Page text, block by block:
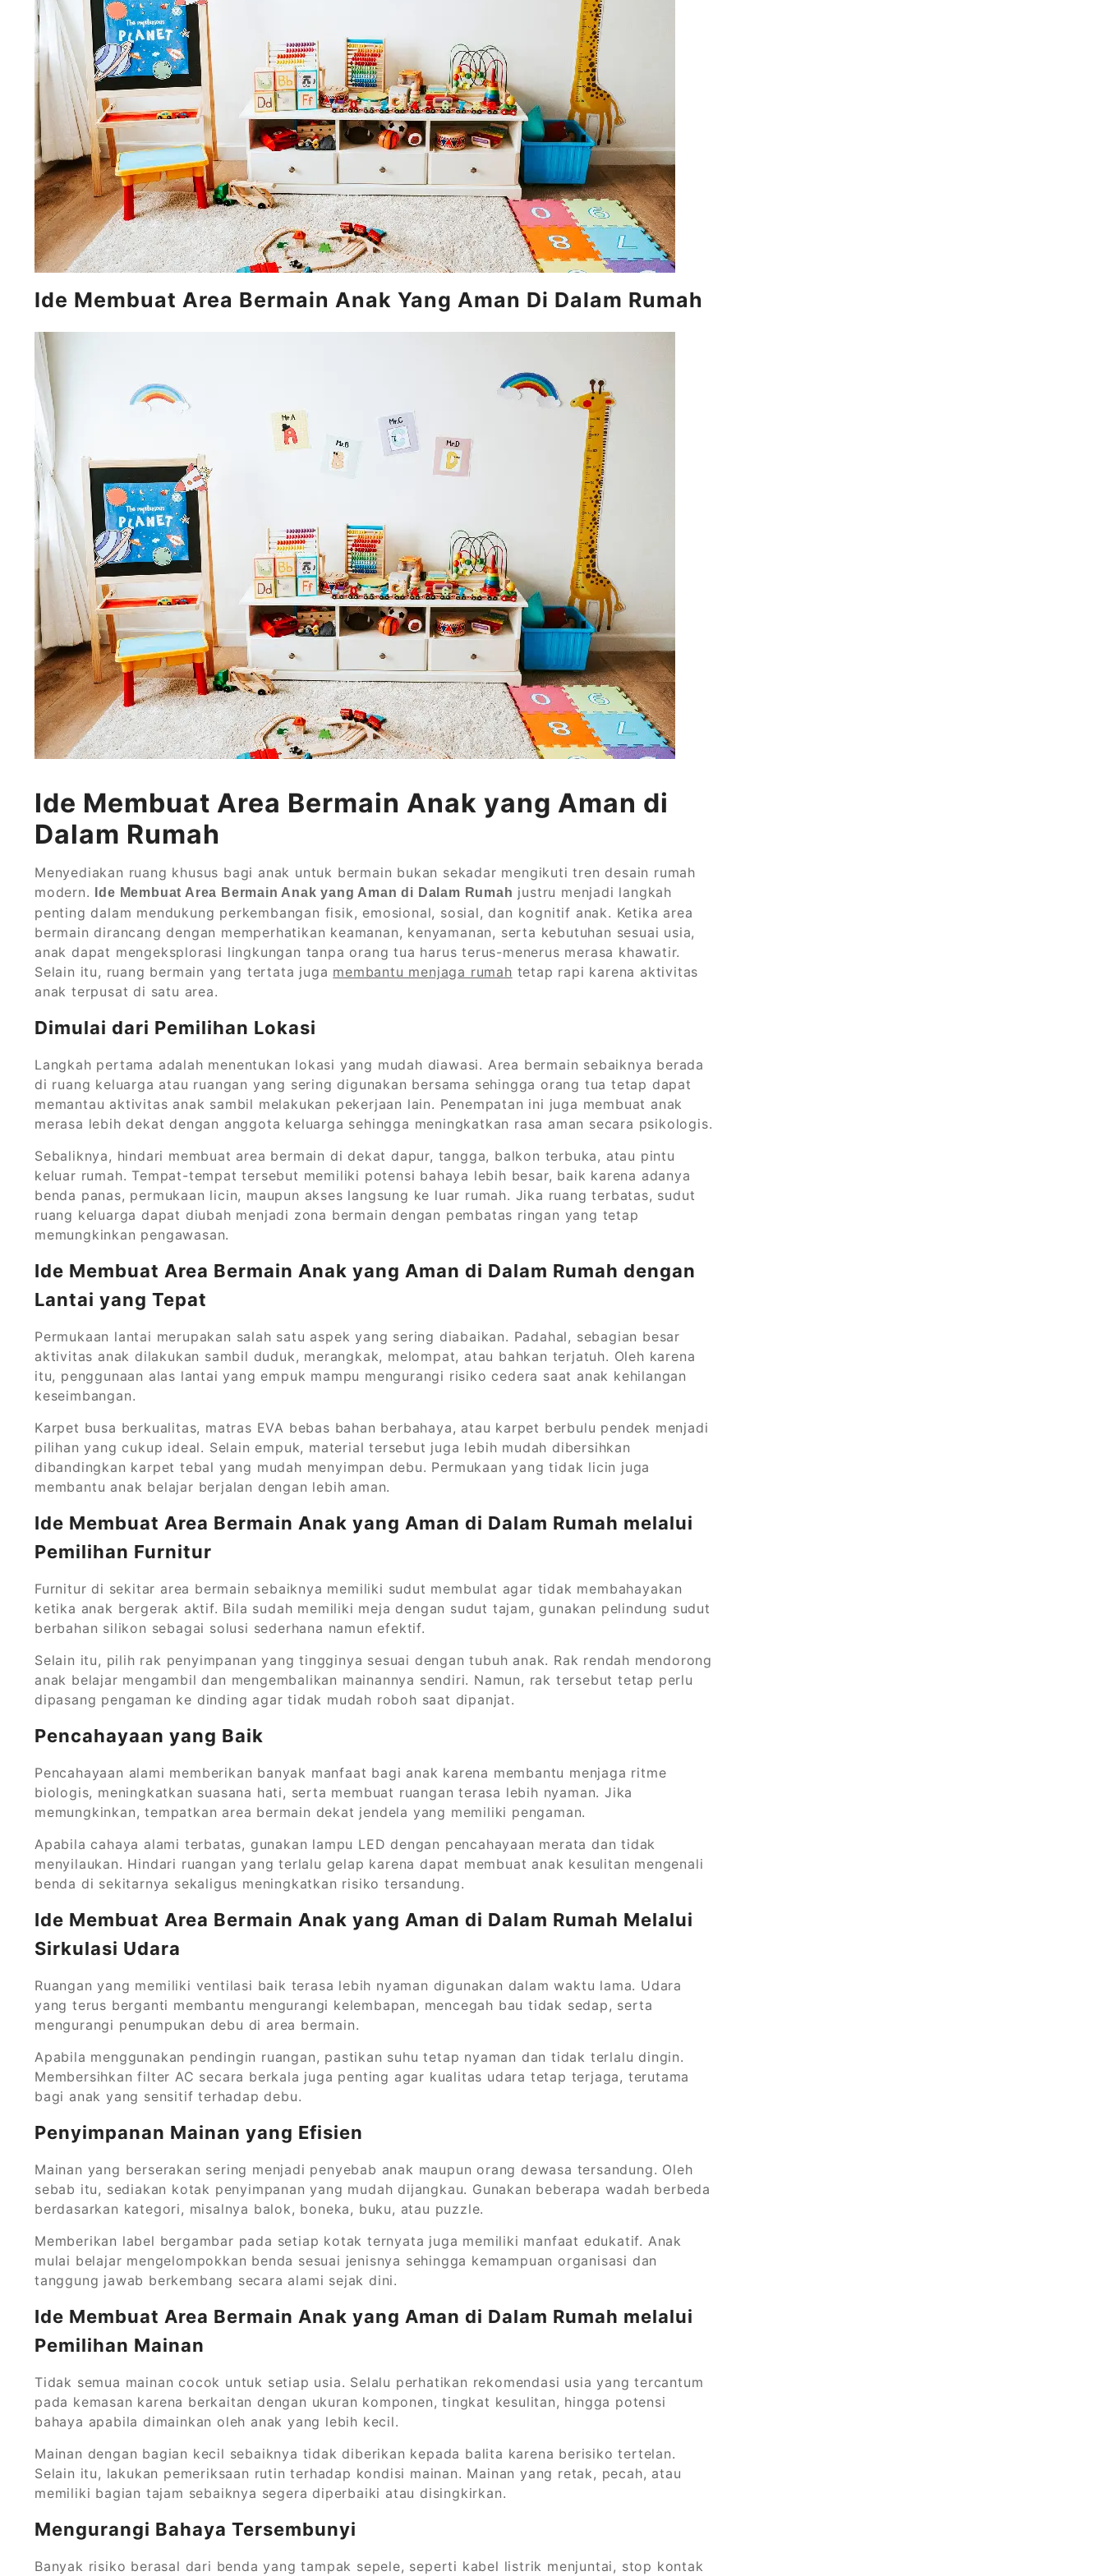
Ide Membuat Area Bermain Anak Yang Aman Di Dalam Rumah
Ide Membuat Area Bermain Anak yang Aman di
Dalam Rumah
Menyediakan ruang khusus bagi anak untuk bermain bukan sekadar mengikuti tren desain rumah
modern.
Ide Membuat Area Bermain Anak yang Aman di Dalam Rumah justru menjadi langkah
penting dalam mendukung perkembangan fisik, emosional, sosial, dan kognitif anak. Ketika area
bermain dirancang dengan memperhatikan keamanan, kenyamanan, serta kebutuhan sesuai usia,
anak dapat mengeksplorasi lingkungan tanpa orang tua harus terus-menerus merasa khawatir.
Selain itu, ruang bermain yang tertata juga membantu menjaga rumah tetap rapi karena aktivitas
anak terpusat di satu area.
Dimulai dari Pemilihan Lokasi
Langkah pertama adalah menentukan lokasi yang mudah diawasi. Area bermain sebaiknya berada
di ruang keluarga atau ruangan yang sering digunakan bersama sehingga orang tua tetap dapat
memantau aktivitas anak sambil melakukan pekerjaan lain. Penempatan ini juga membuat anak
merasa lebih dekat dengan anggota keluarga sehingga meningkatkan rasa aman secara psikologis.
Sebaliknya, hindari membuat area bermain di dekat dapur, tangga, balkon terbuka, atau pintu
keluar rumah. Tempat-tempat tersebut memiliki potensi bahaya lebih besar, baik karena adanya
benda panas, permukaan licin, maupun akses langsung ke luar rumah. Jika ruang terbatas, sudut
ruang keluarga dapat diubah menjadi zona bermain dengan pembatas ringan yang tetap
memungkinkan pengawasan.
Ide Membuat Area Bermain Anak yang Aman di Dalam Rumah dengan
Lantai yang Tepat
Permukaan lantai merupakan salah satu aspek yang sering diabaikan. Padahal, sebagian besar
aktivitas anak dilakukan sambil duduk, merangkak, melompat, atau bahkan terjatuh. Oleh karena
itu, penggunaan alas lantai yang empuk mampu mengurangi risiko cedera saat anak kehilangan
keseimbangan.
Karpet busa berkualitas, matras EVA bebas bahan berbahaya, atau karpet berbulu pendek menjadi
pilihan yang cukup ideal. Selain empuk, material tersebut juga lebih mudah dibersihkan
dibandingkan karpet tebal yang mudah menyimpan debu. Permukaan yang tidak licin juga
membantu anak belajar berjalan dengan lebih aman.
Ide Membuat Area Bermain Anak yang Aman di Dalam Rumah melalui
Pemilihan Furnitur
Furnitur di sekitar area bermain sebaiknya memiliki sudut membulat agar tidak membahayakan
ketika anak bergerak aktif. Bila sudah memiliki meja dengan sudut tajam, gunakan pelindung sudut
berbahan silikon sebagai solusi sederhana namun efektif.
Selain itu, pilih rak penyimpanan yang tingginya sesuai dengan tubuh anak. Rak rendah mendorong
anak belajar mengambil dan mengembalikan mainannya sendiri. Namun, rak tersebut tetap perlu
dipasang pengaman ke dinding agar tidak mudah roboh saat dipanjat.
Pencahayaan yang Baik
Pencahayaan alami memberikan banyak manfaat bagi anak karena membantu menjaga ritme
biologis, meningkatkan suasana hati, serta membuat ruangan terasa lebih nyaman. Jika
memungkinkan, tempatkan area bermain dekat jendela yang memiliki pengaman.
Apabila cahaya alami terbatas, gunakan lampu LED dengan pencahayaan merata dan tidak
menyilaukan. Hindari ruangan yang terlalu gelap karena dapat membuat anak kesulitan mengenali
benda di sekitarnya sekaligus meningkatkan risiko tersandung.
Ide Membuat Area Bermain Anak yang Aman di Dalam Rumah Melalui
Sirkulasi Udara
Ruangan yang memiliki ventilasi baik terasa lebih nyaman digunakan dalam waktu lama. Udara
yang terus berganti membantu mengurangi kelembapan, mencegah bau tidak sedap, serta
mengurangi penumpukan debu di area bermain.
Apabila menggunakan pendingin ruangan, pastikan suhu tetap nyaman dan tidak terlalu dingin.
Membersihkan filter AC secara berkala juga penting agar kualitas udara tetap terjaga, terutama
bagi anak yang sensitif terhadap debu.
Penyimpanan Mainan yang Efisien
Mainan yang berserakan sering menjadi penyebab anak maupun orang dewasa tersandung. Oleh
sebab itu, sediakan kotak penyimpanan yang mudah dijangkau. Gunakan beberapa wadah berbeda
berdasarkan kategori, misalnya balok, boneka, buku, atau puzzle.
Memberikan label bergambar pada setiap kotak ternyata juga memiliki manfaat edukatif. Anak
mulai belajar mengelompokkan benda sesuai jenisnya sehingga kemampuan organisasi dan
tanggung jawab berkembang secara alami sejak dini.
Ide Membuat Area Bermain Anak yang Aman di Dalam Rumah melalui
Pemilihan Mainan
Tidak semua mainan cocok untuk setiap usia. Selalu perhatikan rekomendasi usia yang tercantum
pada kemasan karena berkaitan dengan ukuran komponen, tingkat kesulitan, hingga potensi
bahaya apabila dimainkan oleh anak yang lebih kecil.
Mainan dengan bagian kecil sebaiknya tidak diberikan kepada balita karena berisiko tertelan.
Selain itu, lakukan pemeriksaan rutin terhadap kondisi mainan. Mainan yang retak, pecah, atau
memiliki bagian tajam sebaiknya segera diperbaiki atau disingkirkan.
Mengurangi Bahaya Tersembunyi
Banyak risiko berasal dari benda yang tampak sepele, seperti kabel listrik menjuntai, stop kontak